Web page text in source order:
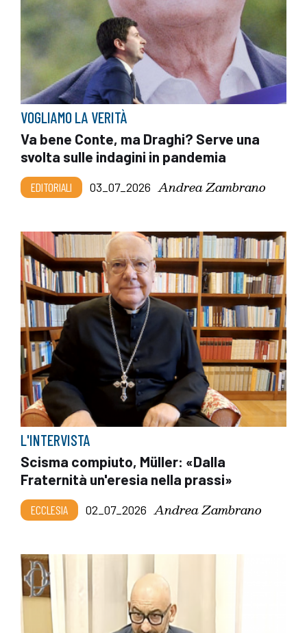
VOGLIAMO LA VERITÀ
Va bene Conte, ma Draghi? Serve una
svolta sulle indagini in pandemia
EDITORIALI 03_07_2026 Andrea Zambrano
L'INTERVISTA
Scisma compiuto, Müller: «Dalla
Fraternità un'eresia nella prassi»
ECCLESIA 02_07_2026 Andrea Zambrano